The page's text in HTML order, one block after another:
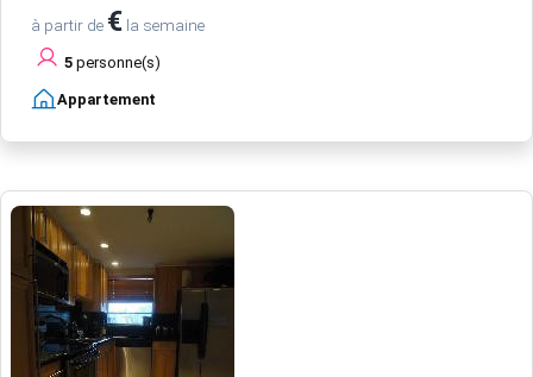
à partir de € la semaine
5 personne(s)
Appartement